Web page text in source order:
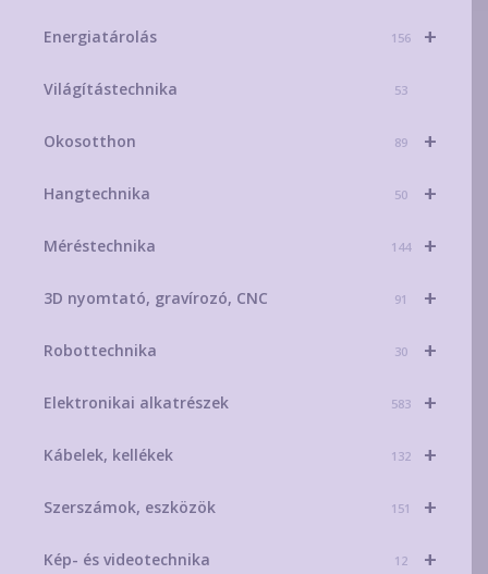
+
Energiatárolás 156
Világítástechnika 53
+
Okosotthon 89
+
Hangtechnika 50
+
Méréstechnika 144
+
3D nyomtató, gravírozó, CNC 91
+
Robottechnika 30
+
Elektronikai alkatrészek 583
+
Kábelek, kellékek 132
+
Szerszámok, eszközök 151
+
Kép- és videotechnika 12